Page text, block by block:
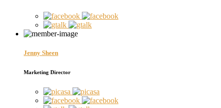
Jenny Sheen
Marketing Director